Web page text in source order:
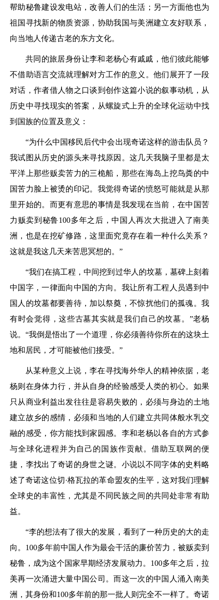
帮助秘鲁建设发电站，改善人们的生活；另一方面他也为
祖国寻找新的物质资源，协助我国与美洲建立友好联系，
向当地人传递古老的东方文化。
共同的旅居身份让李和老杨心有戚戚，他们彼此能够
不借助语言交流就理解对方工作的意义。他们展开了一段
对话，作者借人物之口谈到创作这篇小说的叙事动机，从
历史中寻找现实的答案，从螺旋式上升的全球化运动中找
到国族的位置及意义：
“为什么中国移民后代中会出现奇诺这样的游击队员？
我试图从历史的源头来寻找原因。这几天我脑子里都是太
平洋上那些贩卖苦力的三桅船，那些在海岛上挖鸟粪的中
国苦力脸上被烫的印记。我觉得奇诺的愤怒可能就是从那
里开始的。而更有意思的事情是我发现在当前，在中国苦
力贩卖到秘鲁100多年之后，中国人再次大批进入了南美
洲，也是在挖矿修路，这里面究竟存在着一种什么关系？
这就是我这几天来苦思冥想的。”
“我们在搞工程，中间挖到过华人的坟墓，墓碑上刻着
中国字，一律面向中国的方向。我让所有工程人员遇到中
国人的坟墓都要善待，加以祭奠，不惊扰他们的孤魂。我
有时会觉得，这些古墓其实就是我们自己的坟墓。”老杨
说。“我倒是悟出了一个道理，你必须善待你所在的这块土
地和居民，才可能被他们接受。”
从某种意义上说，李在寻找海外华人的精神依据，老
杨则在身体力行，并从自身的经验感受人类的初心。如果
只从商业利益出发往往是容易失败的，必须与身边的土地
建立故乡的感情，必须和当地的人们建立共同体般水乳交
融的感受，你方能找到家园感。李和老杨以各自的方式参
与全球化进程并为自己的国族作贡献。借助互联网的便
捷，李找出了奇诺的身世之谜。小说以不同字体的史料略
述了奇诺这位切·格瓦拉的革命盟友的生平，这对我们理解
全球史的丰富性，尤其是不同民族之间的共同处非常有助
益。
“李的想法有了很大的发展，看到了一种历史的大的走
向。100多年前中国人作为最会干活的廉价苦力，被贩卖到
秘鲁，成为这个国家早期经济发展动力。100多年之后，拉
美再一次涌进大量中国公司。而这一次的中国人涌入南美
洲，其身份和100多年前的那一批人则完全不一样了。奇诺